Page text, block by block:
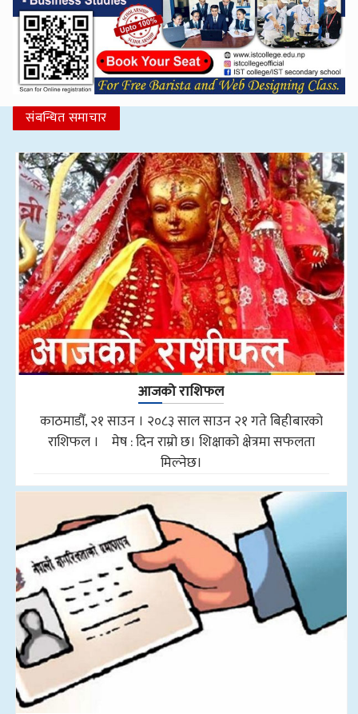
संबन्धित समाचार
आजको राशिफल
काठमाडौँ, २१ साउन । २०८३ साल साउन २१ गते बिहीबारको
राशिफल । मेष : दिन राम्रो छ। शिक्षाको क्षेत्रमा सफलता
मिल्नेछ।